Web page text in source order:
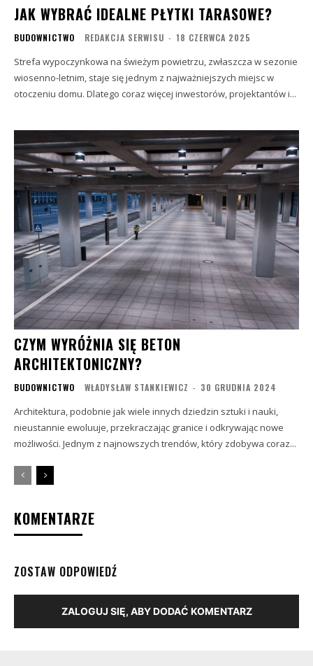
JAK WYBRAĆ IDEALNE PŁYTKI TARASOWE?
BUDOWNICTWO REDAKCJA SERWISU - 18 CZERWCA 2025
Strefa wypoczynkowa na świeżym powietrzu, zwłaszcza w sezonie
wiosenno-letnim, staje się jednym z najważniejszych miejsc w
otoczeniu domu. Dlatego coraz więcej inwestorów, projektantów i...
CZYM WYRÓŻNIA SIĘ BETON
ARCHITEKTONICZNY?
BUDOWNICTWO WŁADYSŁAW STANKIEWICZ - 30 GRUDNIA 2024
Architektura, podobnie jak wiele innych dziedzin sztuki i nauki,
nieustannie ewoluuje, przekraczając granice i odkrywając nowe
możliwości. Jednym z najnowszych trendów, który zdobywa coraz...
KOMENTARZE
ZOSTAW ODPOWIEDŹ
ZALOGUJ SIĘ, ABY DODAĆ KOMENTARZ